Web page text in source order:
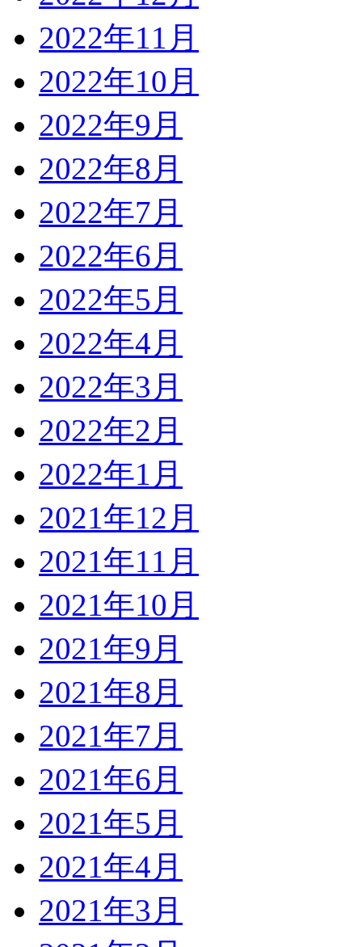
2022年11月
2022年10月
2022年9月
2022年8月
2022年7月
2022年6月
2022年5月
2022年4月
2022年3月
2022年2月
2022年1月
2021年12月
2021年11月
2021年10月
2021年9月
2021年8月
2021年7月
2021年6月
2021年5月
2021年4月
2021年3月